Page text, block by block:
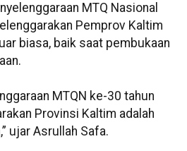
MTQ Nasional
Pemprov Kaltim
biasa, baik saat pembukaan
MTQN ke-30 tahun
Provinsi Kaltim adalah
ujar Asrullah Safa.